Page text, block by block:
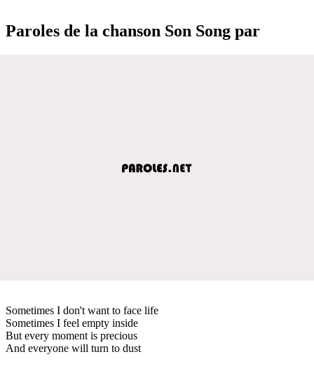
Paroles de la chanson Son Song par
Sometimes I don't want to face life
Sometimes I feel empty inside
But every moment is precious
And everyone will turn to dust